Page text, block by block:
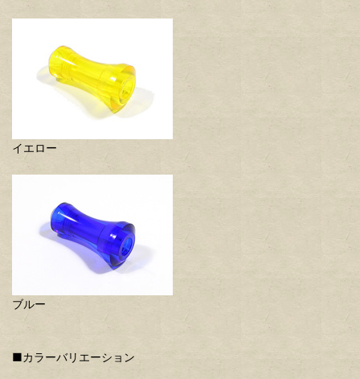
イエロー
ブルー
■カラーバリエーション